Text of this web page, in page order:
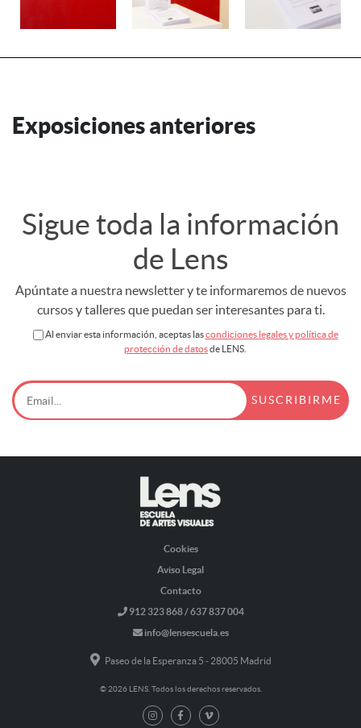
Exposiciones anteriores
Sigue toda la información
de Lens
Apúntate a nuestra newsletter y te informaremos de nuevos
cursos y talleres que puedan ser interesantes para ti.
Al enviar esta información, aceptas lascondiciones legales y política de
protección de datosde LENS.
Cookies
Aviso Legal
Contacto
912 323 868 / 637 837 004
info@lensescuela.es
Paseo de la Esperanza 5 - 28005 Madrid
© 2026 LENS. Todos los derechos reservados.